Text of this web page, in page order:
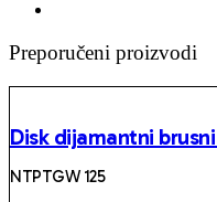
Preporučeni proizvodi
Disk dijamantni
NTPTGW 125